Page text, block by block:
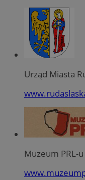
Urząd Miasta
Muzeum PRL-u